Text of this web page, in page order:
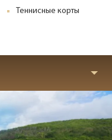
Теннисные корты